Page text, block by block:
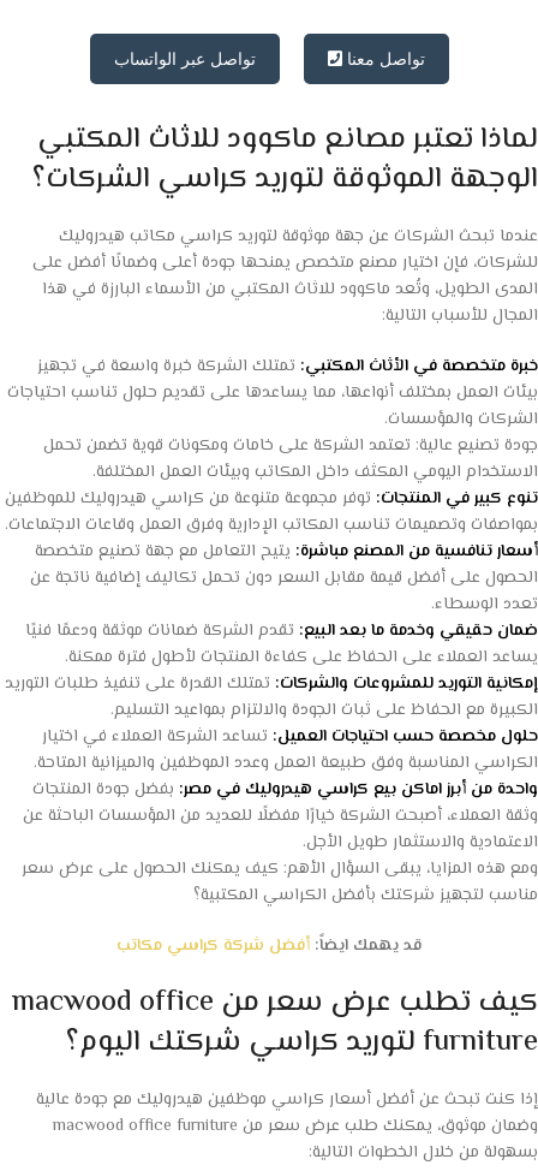
تواصل معنا تواصل عبر الواتساب
لماذا تعتبر مصانع ماكوود للاثاث المكتبي
الوجهة الموثوقة لتوريد كراسي الشركات؟
عندما تبحث الشركات عن جهة موثوقة لتوريد كراسي مكاتب هيدروليك
للشركات، فإن اختيار مصنع متخصص يمنحها جودة أعلى وضمانًا أفضل على
المدى الطويل، وتُعد ماكوود للاثاث المكتبي من الأسماء البارزة في هذا
المجال للأسباب التالية:
خبرة متخصصة في الأثاث المكتبي: تمتلك الشركة خبرة واسعة في تجهيز
بيئات العمل بمختلف أنواعها، مما يساعدها على تقديم حلول تناسب احتياجات
الشركات والمؤسسات.
جودة تصنيع عالية: تعتمد الشركة على خامات ومكونات قوية تضمن تحمل
الاستخدام اليومي المكثف داخل المكاتب وبيئات العمل المختلفة.
تنوع كبير في المنتجات: توفر مجموعة متنوعة من كراسي هيدروليك للموظفين
بمواصفات وتصميمات تناسب المكاتب الإدارية وفرق العمل وقاعات الاجتماعات.
أسعار تنافسية من المصنع مباشرة: يتيح التعامل مع جهة تصنيع متخصصة
الحصول على أفضل قيمة مقابل السعر دون تحمل تكاليف إضافية ناتجة عن
تعدد الوسطاء.
ضمان حقيقي وخدمة ما بعد البيع: تقدم الشركة ضمانات موثقة ودعمًا فنيًا
يساعد العملاء على الحفاظ على كفاءة المنتجات لأطول فترة ممكنة.
إمكانية التوريد للمشروعات والشركات: تمتلك القدرة على تنفيذ طلبات التوريد
الكبيرة مع الحفاظ على ثبات الجودة والالتزام بمواعيد التسليم.
حلول مخصصة حسب احتياجات العميل: تساعد الشركة العملاء في اختيار
الكراسي المناسبة وفق طبيعة العمل وعدد الموظفين والميزانية المتاحة.
واحدة من أبرز اماكن بيع كراسي هيدروليك في مصر: بفضل جودة المنتجات
وثقة العملاء، أصبحت الشركة خيارًا مفضلًا للعديد من المؤسسات الباحثة عن
الاعتمادية والاستثمار طويل الأجل.
ومع هذه المزايا، يبقى السؤال الأهم: كيف يمكنك الحصول على عرض سعر
مناسب لتجهيز شركتك بأفضل الكراسي المكتبية؟
قد يهمك ايضاً: أفضل شركة كراسي مكاتب
كيف تطلب عرض سعر من macwood office
furniture لتوريد كراسي شركتك اليوم؟
إذا كنت تبحث عن أفضل أسعار كراسي موظفين هيدروليك مع جودة عالية
وضمان موثوق، يمكنك طلب عرض سعر من macwood office furniture
بسهولة من خلال الخطوات التالية: